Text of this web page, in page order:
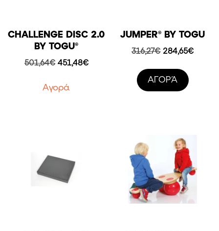
CHALLENGE DISC 2.0
BY TOGU®
501,64€ Original
was:
501,64€.
451,48€Η
Aγορά
JUMPER® BY TOGU
316,27€ Original
316,27€.
284,65€Η
AΓΟΡΆ